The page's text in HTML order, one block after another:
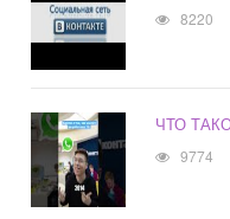
8220
ЧТО
9774